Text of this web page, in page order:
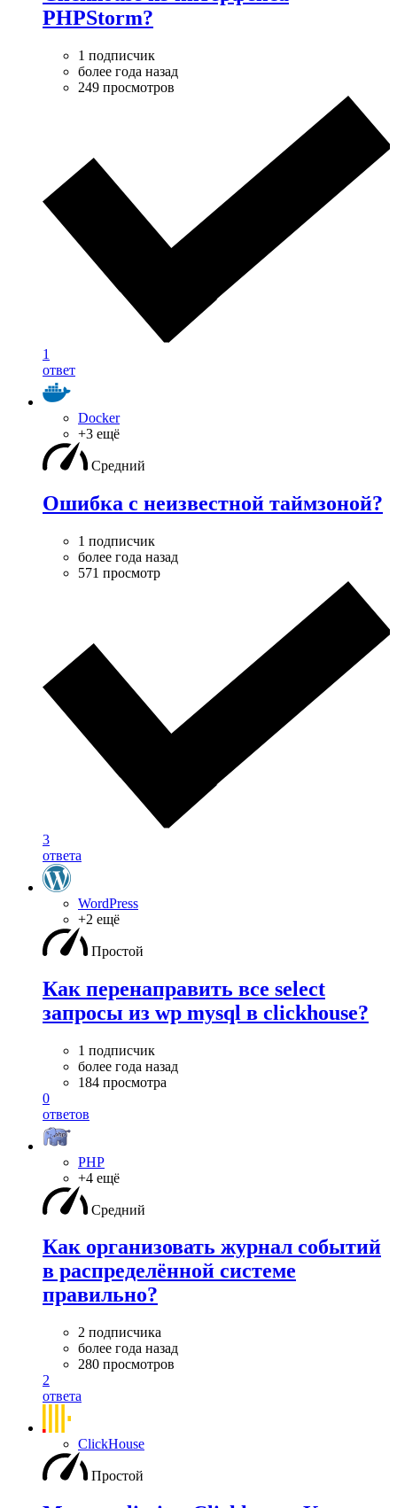
PHPStorm?
1 подписчик
более года назад
249 просмотров
1
ответ
Docker
+3 ещё
Средний
Ошибка с неизвестной таймзоной?
1 подписчик
более года назад
571 просмотр
3
ответа
WordPress
+2 ещё
Простой
Как перенаправить все select
запросы из wp mysql в clickhouse?
1 подписчик
более года назад
184 просмотра
0
ответов
PHP
+4 ещё
Средний
Как организовать журнал событий
в распределённой системе
правильно?
2 подписчика
более года назад
280 просмотров
2
ответа
ClickHouse
Простой